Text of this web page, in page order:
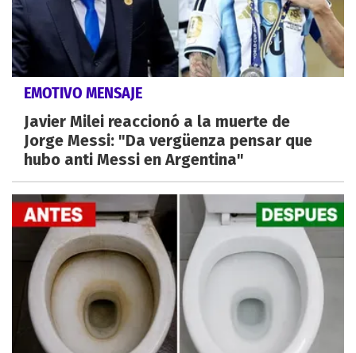
EMOTIVO MENSAJE
Javier Milei reaccionó a la muerte de
Jorge Messi: "Da vergüenza pensar que
hubo anti Messi en Argentina"